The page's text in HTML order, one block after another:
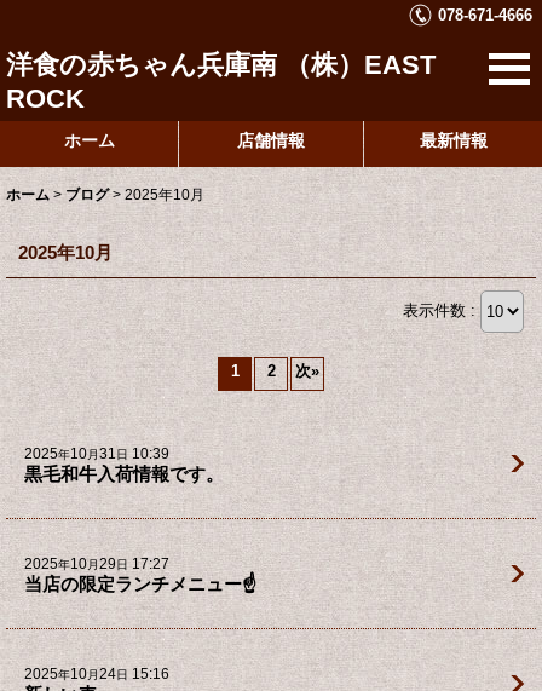
078-671-4666
洋食の赤ちゃん兵庫南 （株）EAST
ROCK
ホーム 店舗情報 最新情報
ホーム > ブログ > 2025年10月
2025年10月
表示件数 :
1 2 次»
2025年10月31日 10:39
黒毛和牛入荷情報です。
2025年10月29日 17:27
当店の限定ランチメニュー☝️
2025年10月24日 15:16